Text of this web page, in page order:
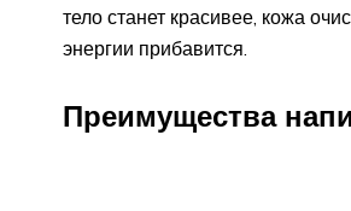
тело станет красивее, кожа
энергии прибавится.
Преимущества